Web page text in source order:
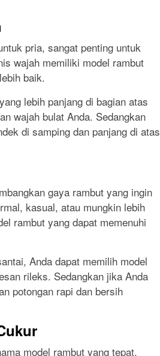
pria, sangat penting untuk
wajah memiliki model rambut
baik.
lebih panjang di bagian atas
wajah bulat Anda. Sedangkan
di samping dan panjang di atas
gaya rambut yang ingin
kasual, atau mungkin lebih
rambut yang dapat memenuhi
Anda dapat memilih model
rileks. Sedangkan jika Anda
potongan rapi dan bersih
model rambut yang tepat,